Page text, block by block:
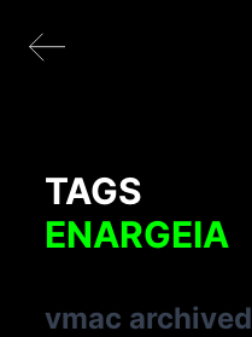
TAGS
ENARGEIA
vmac archived